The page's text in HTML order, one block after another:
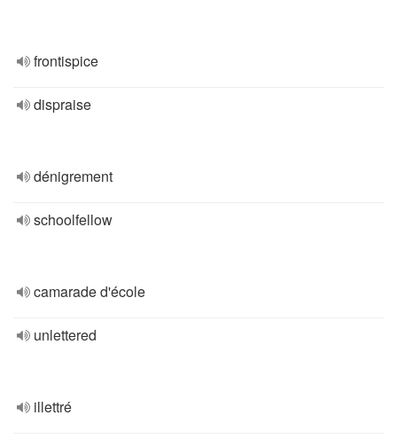
frontispice
dispraise
dénigrement
schoolfellow
camarade d'école
unlettered
illettré